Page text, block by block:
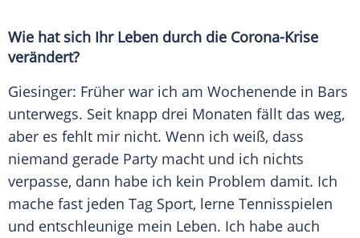
Wie hat sich Ihr Leben durch die Corona-Krise
verändert?
Giesinger: Früher war ich am Wochenende in Bars
unterwegs. Seit knapp drei Monaten fällt das weg,
aber es fehlt mir nicht. Wenn ich weiß, dass
niemand gerade Party macht und ich nichts
verpasse, dann habe ich kein Problem damit. Ich
mache fast jeden Tag Sport, lerne Tennisspielen
und entschleunige mein Leben. Ich habe auch